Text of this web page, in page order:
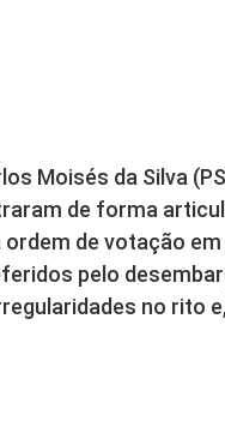
Moisés da Silva
de forma
de votação
pelo
no rito